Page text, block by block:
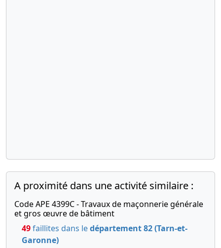
A proximité dans une activité similaire :
Code APE 4399C - Travaux de maçonnerie générale
et gros œuvre de bâtiment
49faillites dans ledépartement 82 (Tarn-et-
Garonne)